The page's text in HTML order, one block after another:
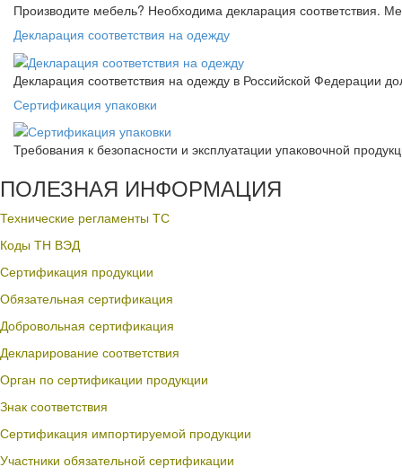
Производите мебель? Необходима декларация соответствия.
Декларация соответствия на одежду
Декларация соответствия на одежду в Российской Федерации
Сертификация упаковки
Требования к безопасности и эксплуатации упаковочной
ПОЛЕЗНАЯ ИНФОРМАЦИЯ
Технические регламенты ТС
Коды ТН ВЭД
Сертификация продукции
Обязательная сертификация
Добровольная сертификация
Декларирование соответствия
Орган по сертификации продукции
Знак соответствия
Сертификация импортируемой продукции
Участники обязательной сертификации